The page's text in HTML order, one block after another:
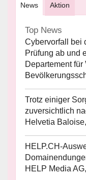
News Aktion
Top News
Cybervorfall bei
Prüfung ab und
Departement für
Trotz einiger
zuversichtlich
Helvetia
HELP.CH-
HELP Media